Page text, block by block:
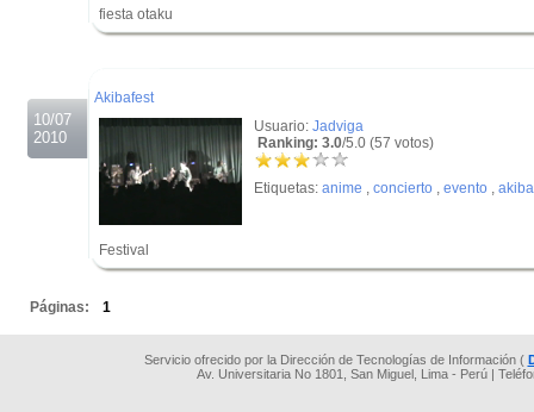
fiesta otaku
10/07
2010
Akibafest
Usuario: Jadviga
Ranking: 3.0/5.0 (57 votos)
Etiquetas: anime , concierto , evento ,
Festival
Páginas: 1
Servicio ofrecido por la Dirección de Tecnologías de Información (
Av. Universitaria No 1801, San Miguel, Lima - Perú |